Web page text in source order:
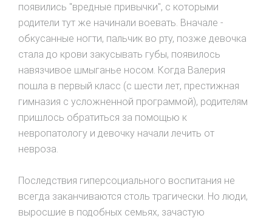
появились "вредные привычки", с которыми
родители тут же начинали воевать. Вначале -
обкусанные ногти, пальчик во рту, позже девочка
стала до крови закусывать губы, появилось
навязчивое шмыганье носом. Когда Валерия
пошла в первый класс (с шести лет, престижная
гимназия с усложненной программой), родителям
пришлось обратиться за помощью к
невропатологу и девочку начали лечить от
невроза.
Последствия гиперсоциального воспитания не
всегда заканчиваются столь трагически. Но люди,
выросшие в подобных семьях, зачастую